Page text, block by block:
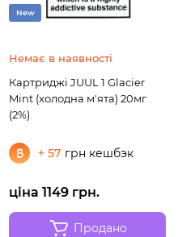
New
Немає в наявності
Картриджі JUUL 1 Glacier
Mint (холодна м'ята) 20мг
(2%)
+ 57 грн кешбэк
ціна 1149 грн.
Продано